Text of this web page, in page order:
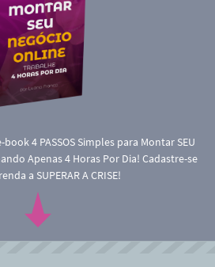
4 PASSOS Simples para Montar SEU
Apenas 4 Horas Por Dia! Cadastre-se
a SUPERAR A CRISE!